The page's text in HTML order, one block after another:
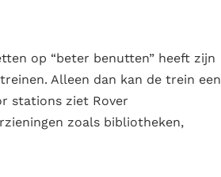
op “beter benutten” heeft zijn
Alleen dan kan de trein een
stations ziet Rover
zoals bibliotheken,